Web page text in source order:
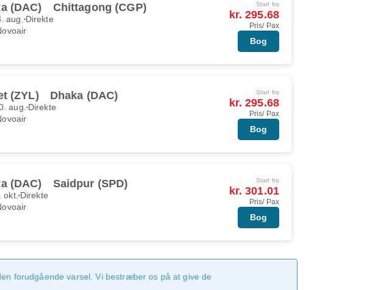
(DAC) Chittagong (CGP)
aug. Direkte
Start fra
kr. 295.68
Pris/ Pax
Bog
(ZYL) Dhaka (DAC)
aug. Direkte
Start fra
kr. 295.68
Pris/ Pax
Bog
(DAC) Saidpur (SPD)
okt. Direkte
Start fra
kr. 301.01
Pris/ Pax
Bog
forudgående varsel. Vi bestræber os på at give de